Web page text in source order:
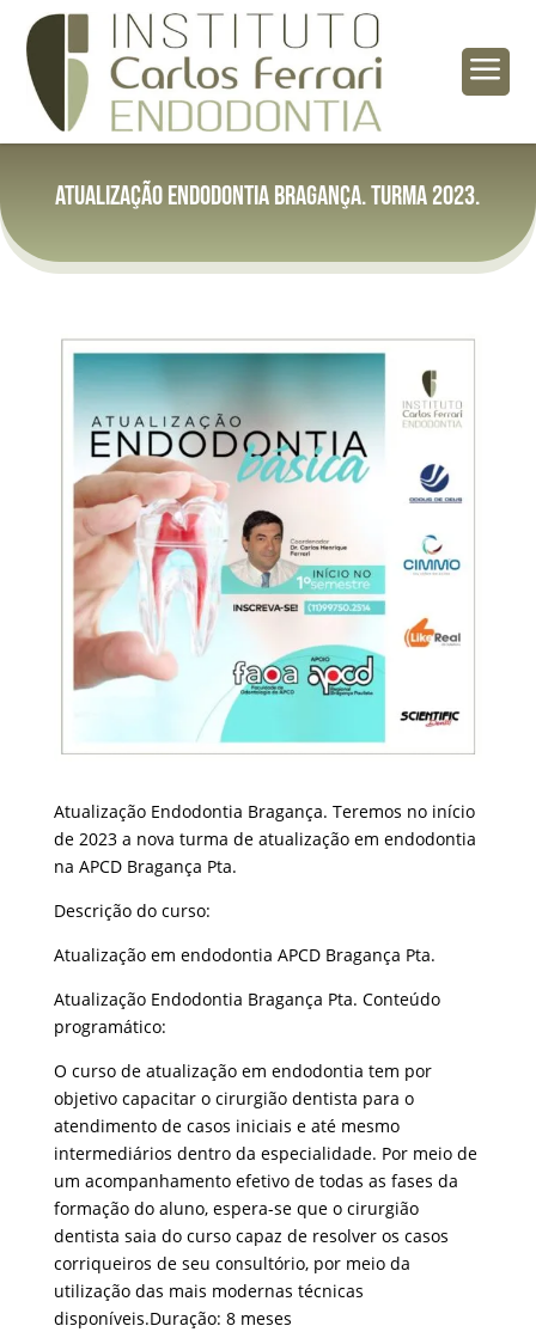
a
Atualização Endodontia Bragança. Turma 2023.
Atualização Endodontia Bragança. Teremos no início
de 2023 a nova turma de atualização em endodontia
na APCD Bragança Pta.
Descrição do curso:
Atualização em endodontia APCD Bragança Pta.
Atualização Endodontia Bragança Pta. Conteúdo
programático:
O curso de atualização em endodontia tem por
objetivo capacitar o cirurgião dentista para o
atendimento de casos iniciais e até mesmo
intermediários dentro da especialidade. Por meio de
um acompanhamento efetivo de todas as fases da
formação do aluno, espera-se que o cirurgião
dentista saia do curso capaz de resolver os casos
corriqueiros de seu consultório, por meio da
utilização das mais modernas técnicas
disponíveis.Duração: 8 meses